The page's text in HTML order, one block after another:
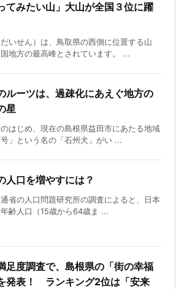
てみたい山」大山が全国３位に躍
いせん）は、鳥取県の西側に位置する山
地方の最高峰とされています。 ...
ルーツは、過疎化にあえぐ地方の
星
はじめ、現在の島根県益田市にあたる地域
」という名の「石州犬」がい ...
人口を増やすには？
省の人口問題研究所の調査によると、日本
齢人口（15歳から64歳ま ...
足度調査で、島根県の「街の幸福
発表！ ランキング2位は「安来